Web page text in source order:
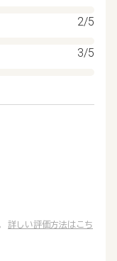
2/5
3/5
詳しい評価方法はこち